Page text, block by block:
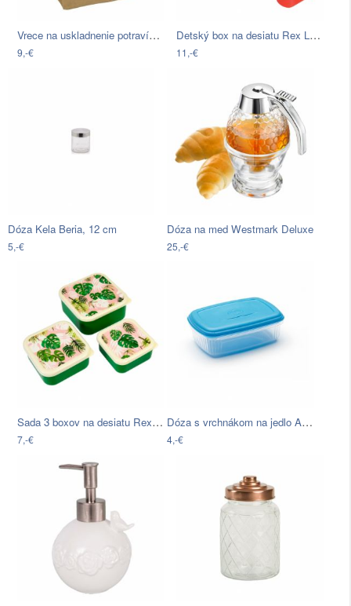
Vrece na uskladnenie potravín Wenko,…
9,-€
Detský box na desiatu Rex London…
11,-€
Dóza Kela Beria, 12 cm
5,-€
Dóza na med Westmark Deluxe
25,-€
Sada 3 boxov na desiatu Rex London…
7,-€
Dóza s vrchnákom na jedlo Addis Seal…
4,-€